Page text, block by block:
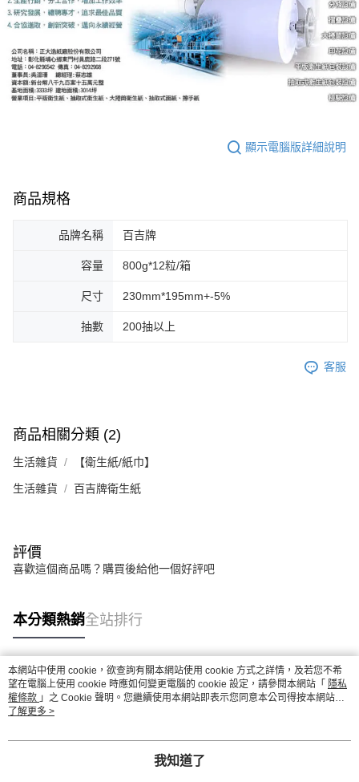
任。
４．使用「AFTEE先享後付」時，將依據個別帳號之用戶狀況，依本公司即
時審查核予不同之上限額度；若仍有額度不足之情形，本公司將視審查結果
請求用戶進行身份認證。
５．嚴禁一人註冊多個帳號或使用他人資訊註冊。若發現惡意使用之情形，
恩沛科技股份有限公司將有權停止該用戶之使用額度並採取法律行動。
顯示電腦版詳細說明
商品規格
品牌名稱 百吉牌
容量 800g*12粒/箱
尺寸 230mm*195mm+-5%
抽數 200抽以上
客服
商品相關分類 (2)
生活雜貨 【衛生紙/紙巾】
生活雜貨 百吉牌衛生紙
評價
喜歡這個商品嗎？購買後給他一個好評吧
本分類熱銷全站排行
熱門標籤
本網站中使用 cookie，欲查詢有關本網站使用 cookie 方式之詳情，及若您不希
望在電腦上使用 cookie 時應如何變更電腦的 cookie 設定，請參閱本網站「 隱私
權條款 」之 Cookie 聲明。您繼續使用本網站即表示您同意本公司得按本網站使
用條款之 Cookie 聲明使用 cookie。
了解更多 >
我知道了